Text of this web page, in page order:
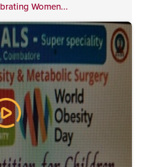
Women...